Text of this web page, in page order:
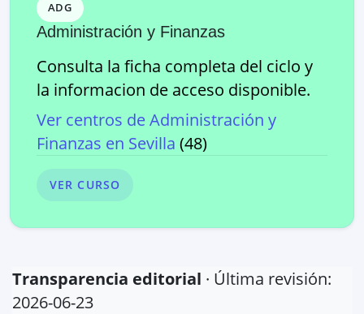
ADG
Administración y Finanzas
Consulta la ficha completa del ciclo y
la informacion de acceso disponible.
Ver centros deAdministración y
Finanzas en Sevilla (48)
VER CURSO
Transparencia editorial · Última revisión:
2026-06-23